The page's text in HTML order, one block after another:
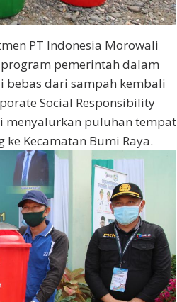
PT Indonesia Morowali
pemerintah dalam
bebas dari sampah kembali
Social Responsibility
menyalurkan puluhan tempat
Kecamatan Bumi Raya.